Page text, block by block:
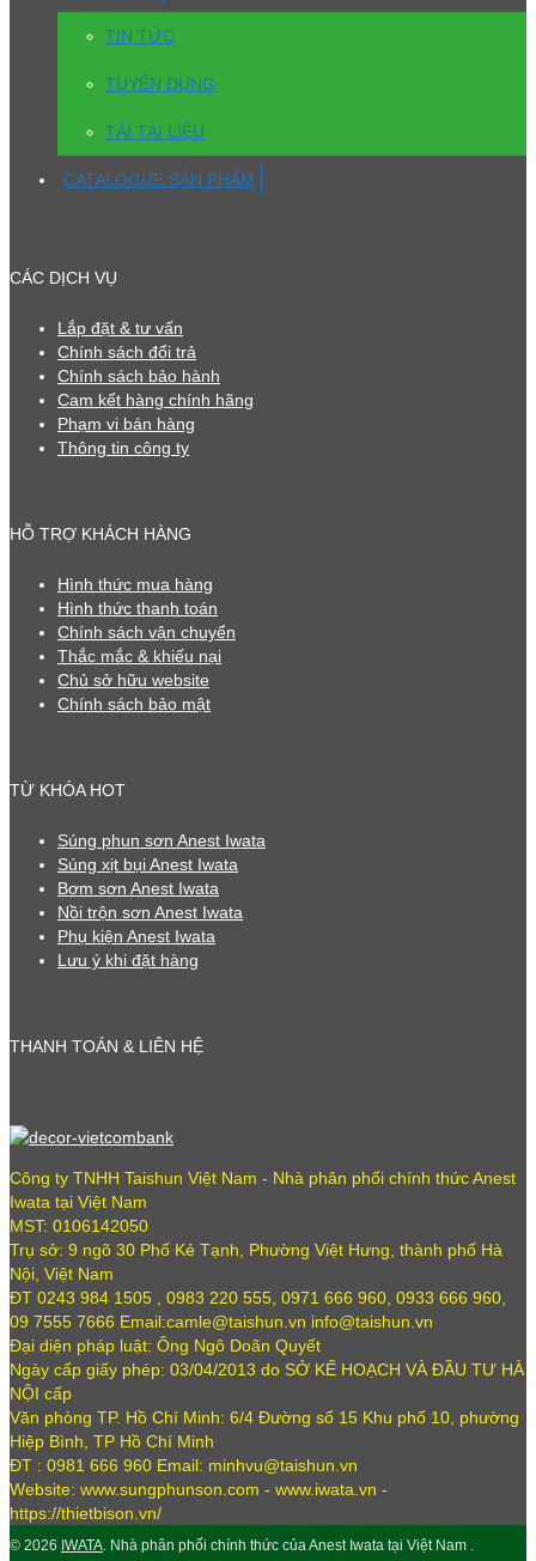
TIN TỨC
TUYỂN DỤNG
TẢI TÀI LIỆU
CATALOGUE SẢN PHẨM
CÁC DỊCH VỤ
Lắp đặt & tư vấn
Chính sách đổi trả
Chính sách bảo hành
Cam kết hàng chính hãng
Phạm vi bán hàng
Thông tin công ty
HỖ TRỢ KHÁCH HÀNG
Hình thức mua hàng
Hình thức thanh toán
Chính sách vận chuyển
Thắc mắc & khiếu nại
Chủ sở hữu website
Chính sách bảo mật
TỪ KHÓA HOT
Súng phun sơn Anest Iwata
Súng xịt bụi Anest Iwata
Bơm sơn Anest Iwata
Nồi trộn sơn Anest Iwata
Phụ kiện Anest Iwata
Lưu ý khi đặt hàng
THANH TOÁN & LIÊN HỆ
Công ty TNHH Taishun Việt Nam - Nhà phân phối chính thức Anest
Iwata tại Việt Nam
MST: 0106142050
Trụ sở: 9 ngõ 30 Phố Kẻ Tạnh, Phường Việt Hưng, thành phố Hà
Nội, Việt Nam
ĐT 0243 984 1505 , 0983 220 555, 0971 666 960, 0933 666 960,
09 7555 7666 Email:camle@taishun.vn info@taishun.vn
Đại diện pháp luật: Ông Ngô Doãn Quyết
Ngày cấp giấy phép: 03/04/2013 do SỞ KẾ HOẠCH VÀ ĐẦU TƯ HÀ
NỘI cấp
Văn phòng TP. Hồ Chí Minh: 6/4 Đường số 15 Khu phố 10, phường
Hiệp Bình, TP Hồ Chí Minh
ĐT : 0981 666 960 Email: minhvu@taishun.vn
Website: www.sungphunson.com - www.iwata.vn -
https://thietbison.vn/
© 2026 IWATA. Nhà phân phối chính thức của Anest Iwata tại Việt Nam .